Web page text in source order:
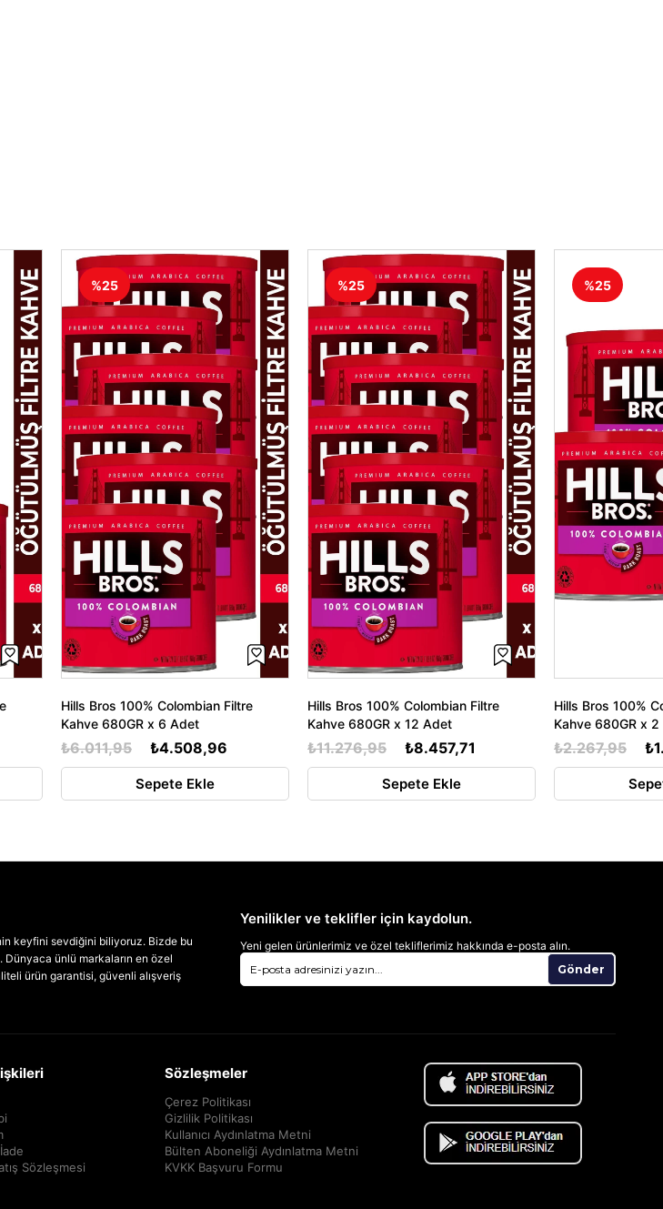
Hills Bros 100% Colombian Filtre
Kahve 680GR x 6 Adet
₺4.508,96
₺6.011,95
Sepete Ekle
%25
Hills Bros 100% Colombian Filtre
Kahve 680GR x 12 Adet
₺8.457,71
₺11.276,95
Sepete Ekle
%25
Hills Bros 100%
Kahve 680GR x
₺2.267,95
%25
keyfini sevdiğini biliyoruz. Bizde bu
ünlü markaların en özel
ürün garantisi, güvenli alışveriş
Yenilikler ve teklifler için kaydolun.
Yeni gelen ürünlerimiz ve özel tekliflerimiz hakkında e-posta alın.
Gönder
Sözleşmesi
Sözleşmeler
Çerez Politikası
Gizlilik Politikası
Kullanıcı Aydınlatma Metni
Bülten Aboneliği Aydınlatma Metni
KVKK Başvuru Formu